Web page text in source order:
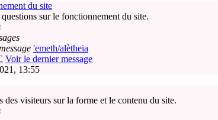
du site
sur le fonctionnement du site.
'emeth/alètheia
Voir le dernier message
13:55
des visiteurs sur la forme et le contenu du site.